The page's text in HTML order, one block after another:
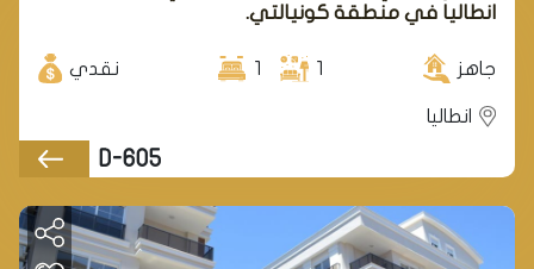
انطاليا في منطقة كونيالتي.
جاهز 1
1 نقدي
انطاليا
D-605